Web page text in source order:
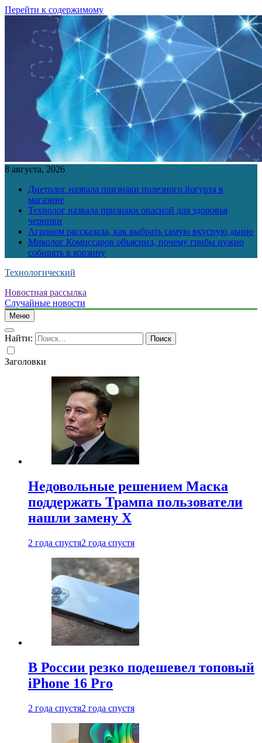
Перейти к содержимому
8 августа, 2026
Диетолог назвала признаки полезного йогурта в
магазине
Технолог назвала признаки опасной для здоровья
черники
Агроном рассказала, как выбрать самую вкусную дыню
Миколог Комиссаров объяснил, почему грибы нужно
собирать в корзину
Технологический
Новостная рассылка
Случайные новости
Меню
Найти:
Заголовки
Недовольные решением Маска
поддержать Трампа пользователи
нашли замену X
2 года спустя2 года спустя
В России резко подешевел топовый
iPhone 16 Pro
2 года спустя2 года спустя